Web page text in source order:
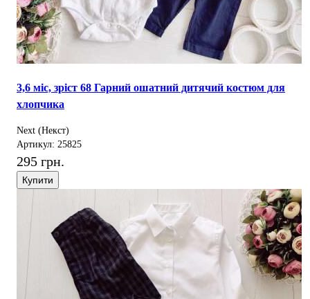
3,6 міс, зріст 68 Гарний ошатний дитячий костюм для
хлопчика
Next (Некст)
Артикул: 25825
295 грн.
Купити